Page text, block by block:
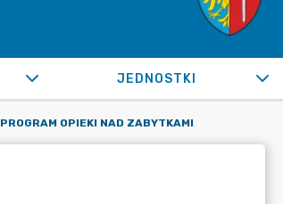
JEDNOSTKI
PROGRAM OPIEKI NAD ZABYTKAMI